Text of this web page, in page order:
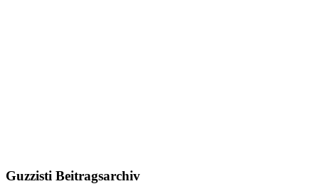
Guzzisti Beitragsarchiv